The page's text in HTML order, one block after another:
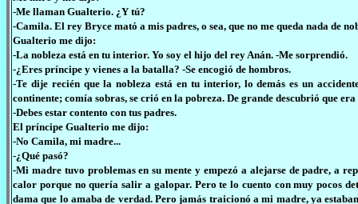
-Me llaman Gualterio. ¿Y tú?
-Camila. El rey Bryce mató a mis padres, o sea, que no me queda nada de
Gualterio me dijo:
-La nobleza está en tu interior. Yo soy el hijo del rey Anán. -Me sorprendió.
-¿Eres príncipe y vienes a la batalla? -Se encogió de hombros.
-Te dije recién que la nobleza está en tu interior, lo demás es un
continente; comía sobras, se crió en la pobreza. De grande descubrió que
-Debes estar contento con tus padres.
El príncipe Gualterio me dijo:
-No Camila, mi madre...
-¿Qué pasó?
-Mi madre tuvo problemas en su mente y empezó a alejarse de padre, a
calor porque no quería salir a galopar. Pero te lo cuento con muy pocos
dama que lo amaba de verdad. Pero jamás traicionó a mi madre, ya